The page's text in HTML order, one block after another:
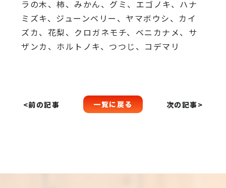
ラの木、柿、みかん、グミ、 エゴノキ、ハナ
ミズキ、ジューンベリー、ヤマボウシ、カイ
ズカ、 花梨、クロガネモチ、ベニカナメ、サ
ザンカ、ホルトノキ、 つつじ、コデマリ
<前の記事 一覧に戻る 次の記事>